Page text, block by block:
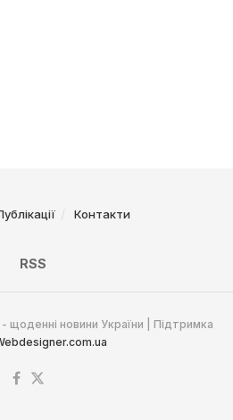
Контакти
RSS
щоденні новини України | Підтримка